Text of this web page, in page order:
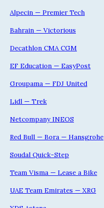
Alpecin — Premier Tech
Bahrain — Victorious
Decathlon CMA CGM
EF Education — EasyPost
Groupama — FDJ United
Lidl — Trek
Netcompany INEOS
Red Bull — Bora — Hansgrohe
Soudal Quick-Step
Team Visma — Lease a Bike
UAE Team Emirates — XRG